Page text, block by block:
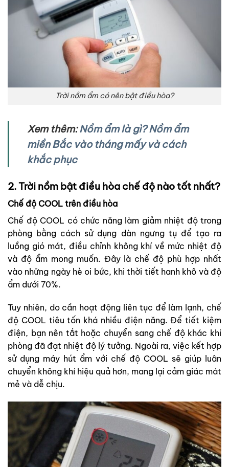
Trời nồm ẩm có nên bật điều hòa?
Xem thêm:Nồm ẩm là gì? Nồm ẩm
miền Bắc vào tháng mấy và cách
khắc phục
2. Trời nồm bật điều hòa chế độ nào tốt nhất?
Chế độ COOL trên điều hòa
Chế độ COOL có chức năng làm giảm nhiệt độ trong
phòng bằng cách sử dụng dàn ngưng tụ để tạo ra
luồng gió mát, điều chỉnh không khí về mức nhiệt độ
và độ ẩm mong muốn. Đây là chế độ phù hợp nhất
vào những ngày hè oi bức, khi thời tiết hanh khô và độ
ẩm dưới 70%.
Tuy nhiên, do cần hoạt động liên tục để làm lạnh, chế
độ COOL tiêu tốn khá nhiều điện năng. Để tiết kiệm
điện, bạn nên tắt hoặc chuyển sang chế độ khác khi
phòng đã đạt nhiệt độ lý tưởng. Ngoài ra, việc kết hợp
sử dụng máy hút ẩm với chế độ COOL sẽ giúp luân
chuyển không khí hiệu quả hơn, mang lại cảm giác mát
mẻ và dễ chịu.